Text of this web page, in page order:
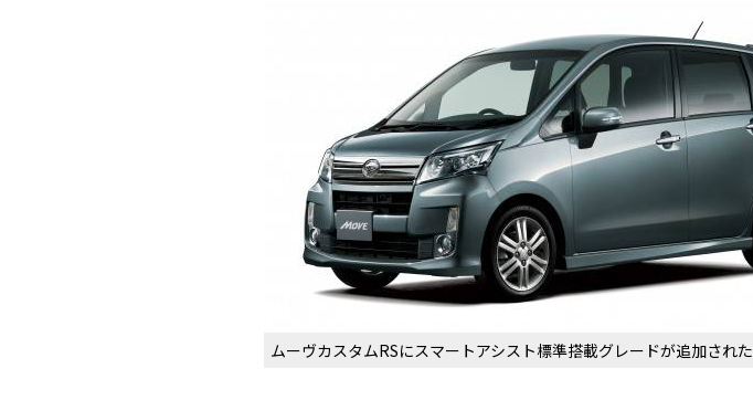
ムーヴカスタムRSにスマートアシスト標準搭載グレードが追加された